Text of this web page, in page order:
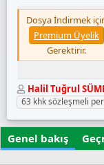
Dosya İndirmek
Premium Üyelik
Gerektirir.
Y
a
z
a
r
Halil Tuğrul
63 khk sözleşmeli
Genel bakış